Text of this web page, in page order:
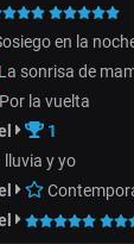
en la
La sonrisa de
Por la vuelta
1
lluvia y yo